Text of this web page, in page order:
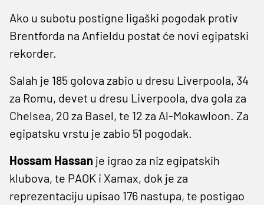
Ako u subotu postigne ligaški pogodak protiv
Brentforda na Anfieldu postat će novi egipatski
rekorder.
Salah je 185 golova zabio u dresu Liverpoola, 34
za Romu, devet u dresu Liverpoola, dva gola za
Chelsea, 20 za Basel, te 12 za Al-Mokawloon. Za
egipatsku vrstu je zabio 51 pogodak.
Hossam Hassan je igrao za niz egipatskih
klubova, te PAOK i Xamax, dok je za
reprezentaciju upisao 176 nastupa, te postigao